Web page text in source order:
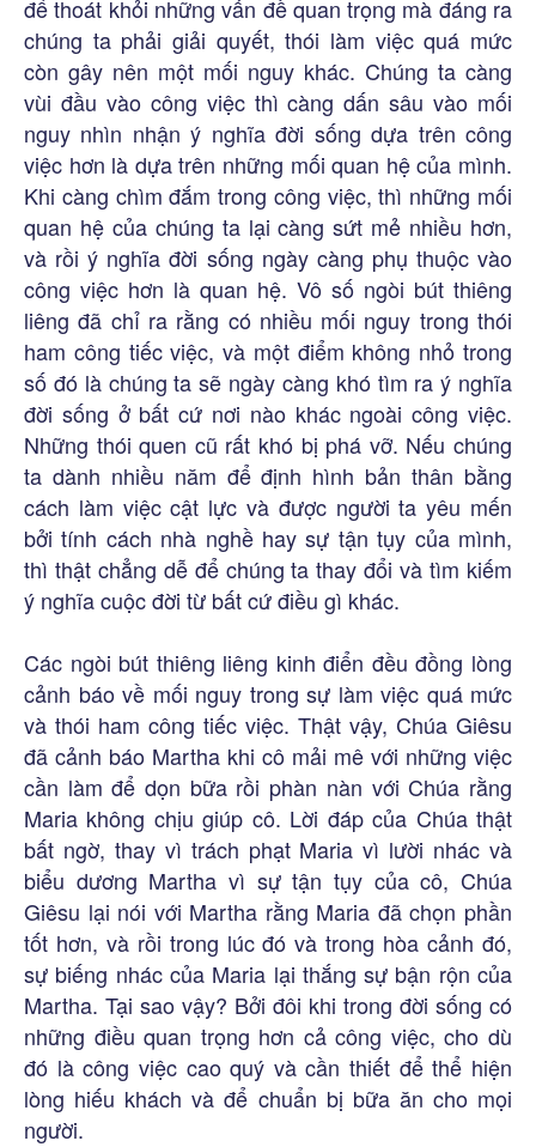
để thoát khỏi những vấn đề quan trọng mà đáng ra
chúng ta phải giải quyết, thói làm việc quá mức
còn gây nên một mối nguy khác. Chúng ta càng
vùi đầu vào công việc thì càng dấn sâu vào mối
nguy nhìn nhận ý nghĩa đời sống dựa trên công
việc hơn là dựa trên những mối quan hệ của mình.
Khi càng chìm đắm trong công việc, thì những mối
quan hệ của chúng ta lại càng sứt mẻ nhiều hơn,
và rồi ý nghĩa đời sống ngày càng phụ thuộc vào
công việc hơn là quan hệ. Vô số ngòi bút thiêng
liêng đã chỉ ra rằng có nhiều mối nguy trong thói
ham công tiếc việc, và một điểm không nhỏ trong
số đó là chúng ta sẽ ngày càng khó tìm ra ý nghĩa
đời sống ở bất cứ nơi nào khác ngoài công việc.
Những thói quen cũ rất khó bị phá vỡ. Nếu chúng
ta dành nhiều năm để định hình bản thân bằng
cách làm việc cật lực và được người ta yêu mến
bởi tính cách nhà nghề hay sự tận tụy của mình,
thì thật chẳng dễ để chúng ta thay đổi và tìm kiếm
ý nghĩa cuộc đời từ bất cứ điều gì khác.
Các ngòi bút thiêng liêng kinh điển đều đồng lòng
cảnh báo về mối nguy trong sự làm việc quá mức
và thói ham công tiếc việc. Thật vậy, Chúa Giêsu
đã cảnh báo Martha khi cô mải mê với những việc
cần làm để dọn bữa rồi phàn nàn với Chúa rằng
Maria không chịu giúp cô. Lời đáp của Chúa thật
bất ngờ, thay vì trách phạt Maria vì lười nhác và
biểu dương Martha vì sự tận tụy của cô, Chúa
Giêsu lại nói với Martha rằng Maria đã chọn phần
tốt hơn, và rồi trong lúc đó và trong hòa cảnh đó,
sự biếng nhác của Maria lại thắng sự bận rộn của
Martha. Tại sao vậy? Bởi đôi khi trong đời sống có
những điều quan trọng hơn cả công việc, cho dù
đó là công việc cao quý và cần thiết để thể hiện
lòng hiếu khách và để chuẩn bị bữa ăn cho mọi
người.